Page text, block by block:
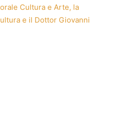
Cultura e Arte, la
e il Dottor Giovanni